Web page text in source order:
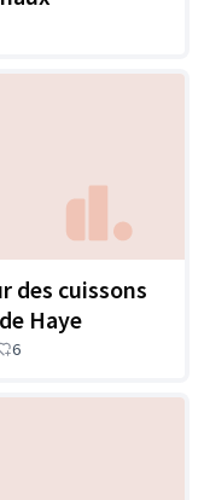
des cuissons
Haye
6